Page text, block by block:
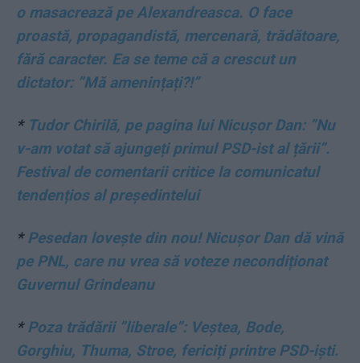
o masacrează pe Alexandreasca. O face
proastă, propagandistă, mercenară, trădătoare,
fără caracter. Ea se teme că a crescut un
dictator: ”Mă amenințați?!”
* Tudor Chirilă, pe pagina lui Nicușor Dan: ”Nu
v-am votat să ajungeți primul PSD-ist al țării”.
Festival de comentarii critice la comunicatul
tendențios al președintelui
*Pesedan lovește din nou! Nicușor Dan dă vină
pe PNL, care nu vrea să voteze necondiționat
Guvernul Grindeanu
*Poza trădării ”liberale”: Veștea, Bode,
Gorghiu, Thuma, Stroe, fericiți printre PSD-iști.